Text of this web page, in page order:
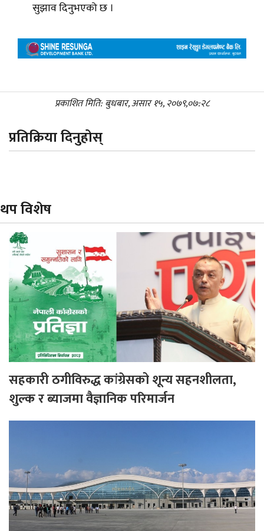
सुझाव दिनुभएको छ ।
प्रकाशित मिति: बुधबार, असार १५, २०७९,०७:२८
प्रतिक्रिया दिनुहोस्
थप विशेष
सहकारी ठगीविरुद्ध कांग्रेसको शून्य सहनशीलता,
शुल्क र ब्याजमा वैज्ञानिक परिमार्जन